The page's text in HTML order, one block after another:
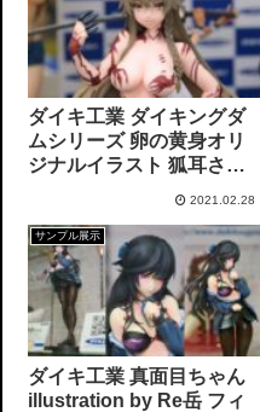
ダイキ工業 ダイキングダ
ムシリーズ 卵の黄身オリ
ジナルイラスト 狐耳さん
2021.02.28
サンプル展示
ダイキ工業 真面目ちゃん
illustration by Re岳 フィ